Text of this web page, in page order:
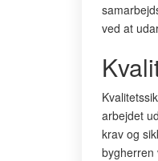
ved at
arbejdet
krav og
bygherren